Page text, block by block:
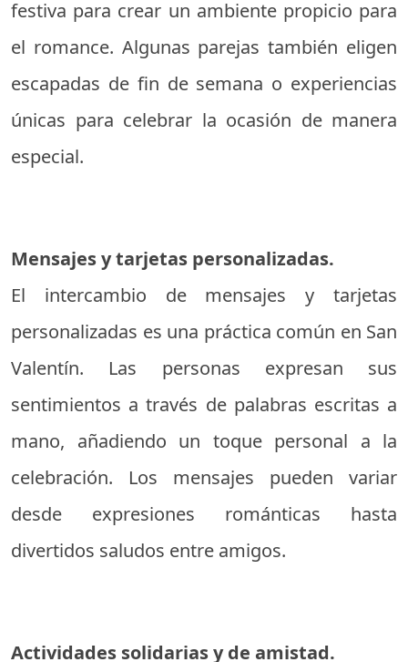
festiva para crear un ambiente propicio para
el romance. Algunas parejas también eligen
escapadas de fin de semana o experiencias
únicas para celebrar la ocasión de manera
especial.
Mensajes y tarjetas personalizadas.
El intercambio de mensajes y tarjetas
personalizadas es una práctica común en San
Valentín. Las personas expresan sus
sentimientos a través de palabras escritas a
mano, añadiendo un toque personal a la
celebración. Los mensajes pueden variar
desde expresiones románticas hasta
divertidos saludos entre amigos.
Actividades solidarias y de amistad.